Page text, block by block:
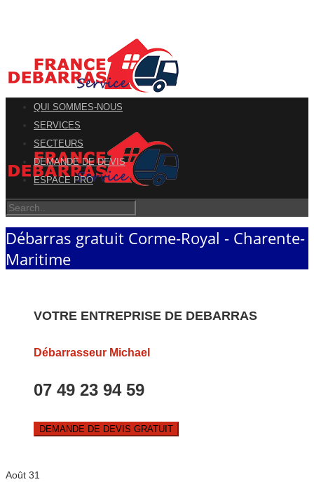
QUI SOMMES-NOUS
SERVICES
SECTEURS
DEMANDE DE DEVIS
ESPACE PRO
Débarras gratuit Corme-Royal - Charente-
Maritime
VOTRE ENTREPRISE DE DEBARRAS
Débarrasseur Michael
07 49 23 94 59
DEMANDE DE DEVIS GRATUIT
Août 31